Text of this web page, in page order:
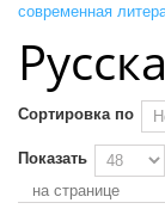
современная
Сортировка по
Показать
на странице